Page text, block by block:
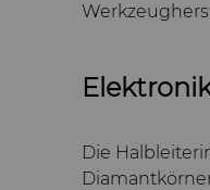
Die